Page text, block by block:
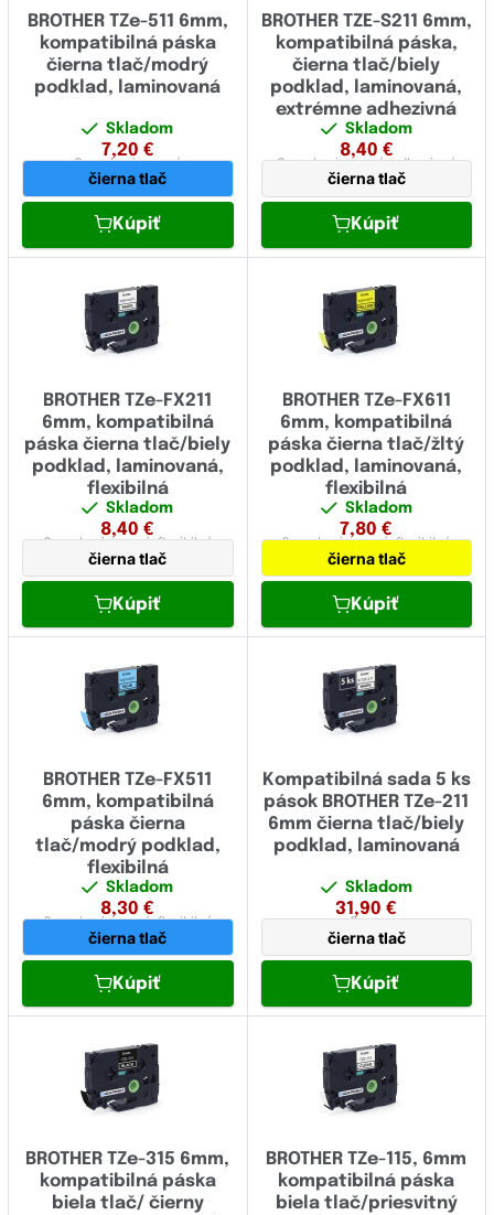
BROTHER TZe-511 6mm,
kompatibilná páska
čierna tlač/modrý
podklad, laminovaná
Skladom
7,20 €
6 mmlaminovaná
čierna tlač
Kúpiť
BROTHER TZE-S211 6mm,
kompatibilná páska,
čierna tlač/biely
podklad, laminovaná,
extrémne adhezivná
Skladom
8,40 €
6 mmlaminovaná,adhezivná
čierna tlač
Kúpiť
BROTHER TZe-FX211
6mm, kompatibilná
páska čierna tlač/biely
podklad, laminovaná,
flexibilná
Skladom
8,40 €
6 mmlaminovaná,flexibilná
čierna tlač
Kúpiť
BROTHER TZe-FX611
6mm, kompatibilná
páska čierna tlač/žltý
podklad, laminovaná,
flexibilná
Skladom
7,80 €
6 mmlaminovaná,flexibilná
čierna tlač
Kúpiť
BROTHER TZe-FX511
6mm, kompatibilná
páska čierna
tlač/modrý podklad,
flexibilná
Skladom
8,30 €
6 mmlaminovaná,flexibilná
čierna tlač
Kúpiť
Kompatibilná sada 5 ks
pások BROTHER TZe-211
6mm čierna tlač/biely
podklad, laminovaná
Skladom
31,90 €
6 mm
čierna tlač
Kúpiť
BROTHER TZe-315 6mm,
kompatibilná páska
biela tlač/ čierny
BROTHER TZe-115, 6mm
kompatibilná páska
biela tlač/priesvitný